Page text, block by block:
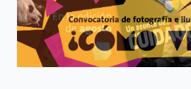
Siguiente